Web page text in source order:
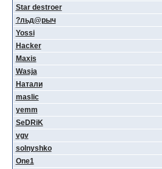
Star destroer
?льд@рыч
Yossi
Hacker
Maxis
Wasja
Натали
maslic
yemm
SeDRiK
vgv
solnyshko
One1